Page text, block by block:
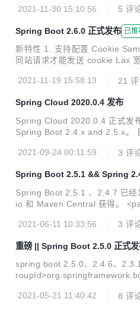
Exception 的操作消息中的
正确#28839 修复
1 的兼容问题 #28790
tiializer 不提供 MariaDB
2021-11-30 15:10:56 5 评
Spring Boot 2.6.0 正式发布 已推
新特性 1. 支持配置 Cookie
同站请求才能发送 cookie Lax
一起使用（浏览器最后的坚持
ctive.session.timeout=30 3. 支持自定义脱敏规则 关于 Sprin
gBoot 端点敏感数据脱敏，之
配置文件属性跟踪 ，简单讲是...
2021-11-19 15:58:13 21 评
Spring Cloud 2020.0.4 发布
Spring Cloud 2020.0.4 正式发
Spring Boot 2.4.x and 2.5.x。
cies> <dependency>
dependencies</artifactId>
2021-09-24 00:11:59 3 评
Spring Boot 2.5.1 && Spring
Spring Boot 2.5.1 、2.4.7 已经
io 和 Maven Central 获得。
er-parent</artifactId>
于官方在 发布 SpringBoot 2.5.0
如果你...
2021-06-11 10:33:56 3 评
重磅 || Spring Boot 2.5.0 正式发
spring boot 2.5.0、2.4.6、
ersion> </parent> 新特性 支持 Java16 支持 Gradle7 增强
2021-05-21 11:40:42 8 评